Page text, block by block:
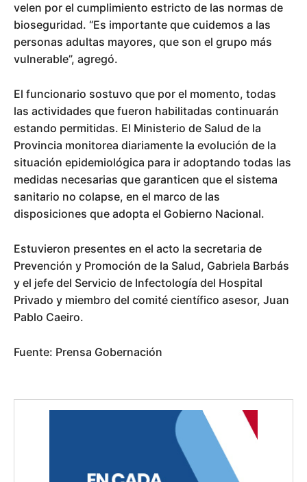
velen por el cumplimiento estricto de las normas de
bioseguridad. “Es importante que cuidemos a las
personas adultas mayores, que son el grupo más
vulnerable”, agregó.
El funcionario sostuvo que por el momento, todas
las actividades que fueron habilitadas continuarán
estando permitidas. El Ministerio de Salud de la
Provincia monitorea diariamente la evolución de la
situación epidemiológica para ir adoptando todas las
medidas necesarias que garanticen que el sistema
sanitario no colapse, en el marco de las
disposiciones que adopta el Gobierno Nacional.
Estuvieron presentes en el acto la secretaria de
Prevención y Promoción de la Salud, Gabriela Barbás
y el jefe del Servicio de Infectología del Hospital
Privado y miembro del comité científico asesor, Juan
Pablo Caeiro.
Fuente: Prensa Gobernación